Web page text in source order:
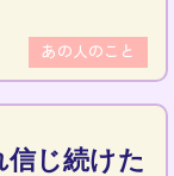
あの人のこと
じ続けた